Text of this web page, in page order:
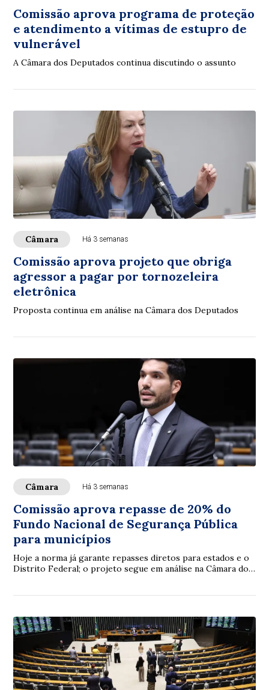
Comissão aprova programa de proteção
e atendimento a vítimas de estupro de
vulnerável
A Câmara dos Deputados continua discutindo o assunto
Câmara Há 3 semanas
Comissão aprova projeto que obriga
agressor a pagar por tornozeleira
eletrônica
Proposta continua em análise na Câmara dos Deputados
Câmara Há 3 semanas
Comissão aprova repasse de 20% do
Fundo Nacional de Segurança Pública
para municípios
Hoje a norma já garante repasses diretos para estados e o
Distrito Federal; o projeto segue em análise na Câmara dos